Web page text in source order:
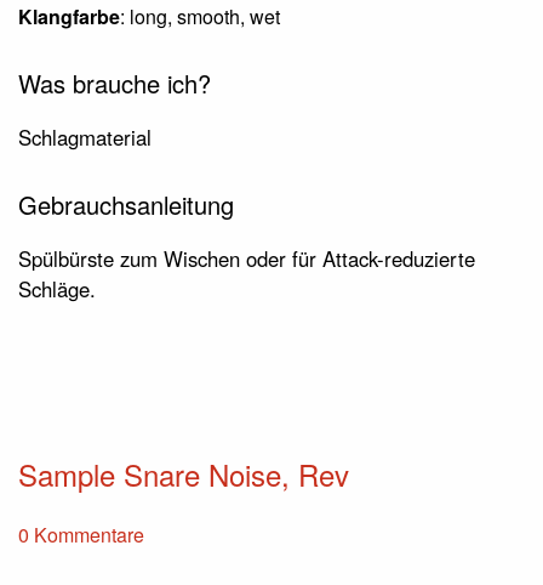
Klangfarbe: long, smooth, wet
Was brauche ich?
Schlagmaterial
Gebrauchsanleitung
Spülbürste zum Wischen oder für Attack-reduzierte
Schläge.
Sample Snare Noise, Rev
0 Kommentare